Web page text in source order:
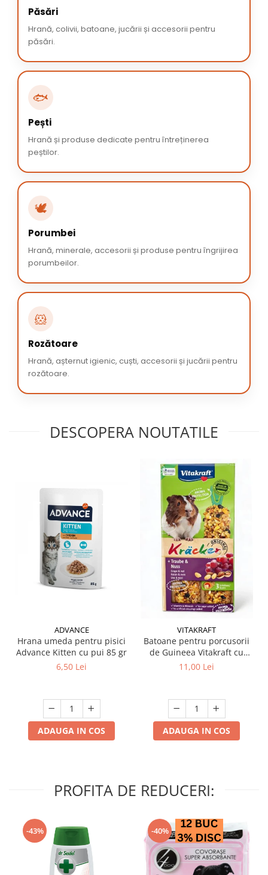
Păsări
Hrană, colivii, batoane, jucării și accesorii pentru
păsări.
🐟
Pești
Hrană și produse dedicate pentru întreținerea
peștilor.
🕊️
Porumbei
Hrană, minerale, accesorii și produse pentru îngrijirea
porumbeilor.
🐹
Rozătoare
Hrană, așternut igienic, cuști, accesorii și jucării pentru
rozătoare.
DESCOPERA NOUTATILE
ADVANCE
Hrana umeda pentru pisici
Advance Kitten cu pui 85 gr
6,50 Lei
ADAUGA IN COS
VITAKRAFT
Batoane pentru porcusorii
de Guineea Vitakraft cu
struguri & nuci 2 buc
11,00 Lei
ADAUGA IN COS
PROFITA DE REDUCERI:
-43% -40%